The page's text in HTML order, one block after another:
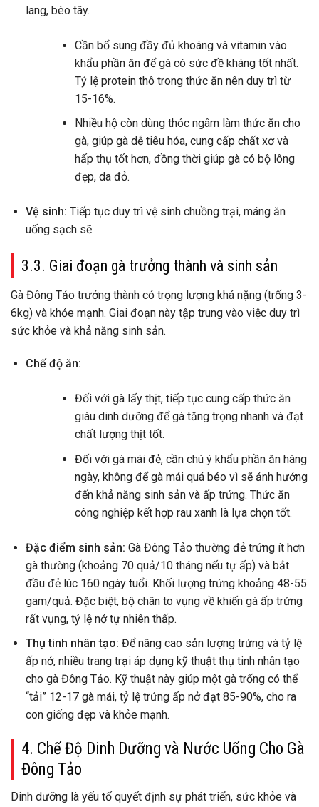
lang, bèo tây.
Cần bổ sung đầy đủ khoáng và vitamin vào
khẩu phần ăn để gà có sức đề kháng tốt nhất.
Tỷ lệ protein thô trong thức ăn nên duy trì từ
15-16%.
Nhiều hộ còn dùng thóc ngâm làm thức ăn cho
gà, giúp gà dễ tiêu hóa, cung cấp chất xơ và
hấp thụ tốt hơn, đồng thời giúp gà có bộ lông
đẹp, da đỏ.
Vệ sinh: Tiếp tục duy trì vệ sinh chuồng trại, máng ăn
uống sạch sẽ.
3.3. Giai đoạn gà trưởng thành và sinh sản
Gà Đông Tảo trưởng thành có trọng lượng khá nặng (trống 3-
6kg) và khỏe mạnh. Giai đoạn này tập trung vào việc duy trì
sức khỏe và khả năng sinh sản.
Chế độ ăn:
Đối với gà lấy thịt, tiếp tục cung cấp thức ăn
giàu dinh dưỡng để gà tăng trọng nhanh và đạt
chất lượng thịt tốt.
Đối với gà mái đẻ, cần chú ý khẩu phần ăn hàng
ngày, không để gà mái quá béo vì sẽ ảnh hưởng
đến khả năng sinh sản và ấp trứng. Thức ăn
công nghiệp kết hợp rau xanh là lựa chọn tốt.
Đặc điểm sinh sản: Gà Đông Tảo thường đẻ trứng ít hơn
gà thường (khoảng 70 quả/10 tháng nếu tự ấp) và bắt
đầu đẻ lúc 160 ngày tuổi. Khối lượng trứng khoảng 48-55
gam/quả. Đặc biệt, bộ chân to vụng về khiến gà ấp trứng
rất vụng, tỷ lệ nở tự nhiên thấp.
Thụ tinh nhân tạo: Để nâng cao sản lượng trứng và tỷ lệ
ấp nở, nhiều trang trại áp dụng kỹ thuật thụ tinh nhân tạo
cho gà Đông Tảo. Kỹ thuật này giúp một gà trống có thể
“tải” 12-17 gà mái, tỷ lệ trứng ấp nở đạt 85-90%, cho ra
con giống đẹp và khỏe mạnh.
4. Chế Độ Dinh Dưỡng và Nước Uống Cho Gà
Đông Tảo
Dinh dưỡng là yếu tố quyết định sự phát triển, sức khỏe và